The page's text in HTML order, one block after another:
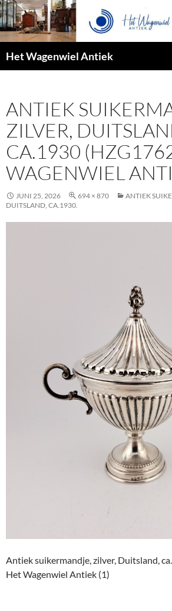
Het Wagenwiel Antiek
ANTIEK
ZILVER,
CA.1930
WAGENWIEL
JUNI 25, 2026 694 × 870
ANTIEK
DUITSLAND, CA.1930.
Antiek suikermandje, zilver, Duitsland,
Het Wagenwiel Antiek (1)